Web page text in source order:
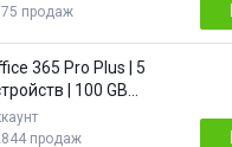
продаж
365 Pro Plus | 5
| 100 GB
1 год
продаж